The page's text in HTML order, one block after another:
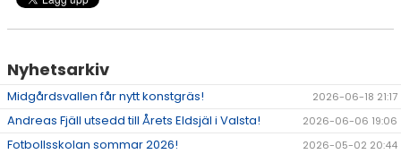
Nyhetsarkiv
Midgårdsvallen får nytt konstgräs! 2026-06-18 21:17
Andreas Fjäll utsedd till Årets Eldsjäl i Valsta! 2026-06-06 19:06
Fotbollsskolan sommar 2026! 2026-05-02 20:44